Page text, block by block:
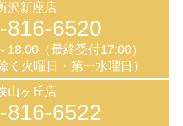
沢新座店
816-6520
18:00（最終受付17:00）
く火曜日・第一水曜日）
山ヶ丘店
816-6522